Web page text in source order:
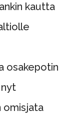
kautta
osakepotin
omisjata